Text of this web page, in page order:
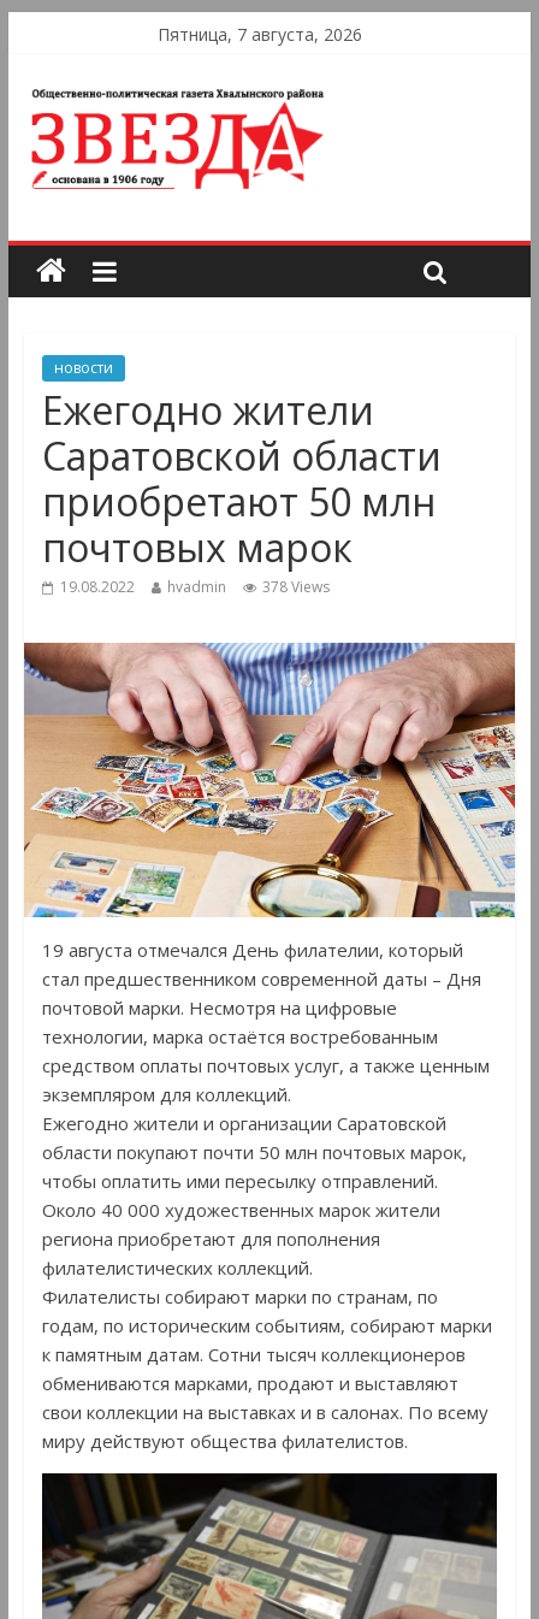
Пятница, 7 августа, 2026
новости
Ежегодно жители
Саратовской области
приобретают 50 млн
почтовых марок
19.08.2022 hvadmin 378 Views
19 августа отмечался День филателии, который
стал предшественником современной даты – Дня
почтовой марки. Несмотря на цифровые
технологии, марка остаётся востребованным
средством оплаты почтовых услуг, а также ценным
экземпляром для коллекций.
Ежегодно жители и организации Саратовской
области покупают почти 50 млн почтовых марок,
чтобы оплатить ими пересылку отправлений.
Около 40 000 художественных марок жители
региона приобретают для пополнения
филателистических коллекций.
Филателисты собирают марки по странам, по
годам, по историческим событиям, собирают марки
к памятным датам. Сотни тысяч коллекционеров
обмениваются марками, продают и выставляют
свои коллекции на выставках и в салонах. По всему
миру действуют общества филателистов.